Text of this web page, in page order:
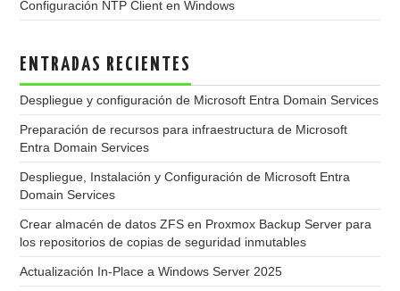
Configuración NTP Client en Windows
ENTRADAS RECIENTES
Despliegue y configuración de Microsoft Entra Domain Services
Preparación de recursos para infraestructura de Microsoft
Entra Domain Services
Despliegue, Instalación y Configuración de Microsoft Entra
Domain Services
Crear almacén de datos ZFS en Proxmox Backup Server para
los repositorios de copias de seguridad inmutables
Actualización In-Place a Windows Server 2025